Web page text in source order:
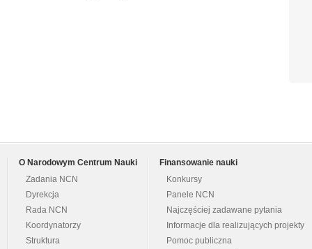
O Narodowym Centrum Nauki
Zadania NCN
Dyrekcja
Rada NCN
Koordynatorzy
Struktura
Finansowanie nauki
Konkursy
Panele NCN
Najczęściej zadawane pytania
Informacje dla realizujących projekty
Pomoc publiczna